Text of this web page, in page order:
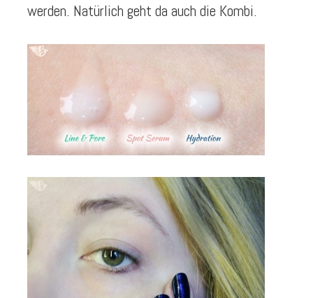
werden. Natürlich geht da auch die Kombi.